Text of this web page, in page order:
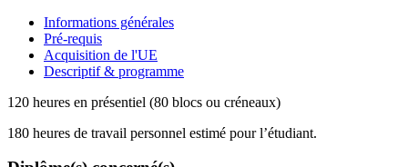
Informations générales
Pré-requis
Acquisition de l'UE
Descriptif & programme
120 heures en présentiel (80 blocs ou créneaux)
180 heures de travail personnel estimé pour l’étudiant.